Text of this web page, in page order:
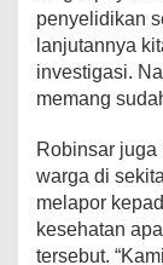
penyelidikan
lanjutannya
investigasi.
memang
Robinsar juga
warga di
melapor
kesehatan
tersebut.